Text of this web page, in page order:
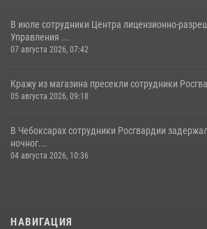
В июле сотрудники Центра лицензионно-
Управления ...
07 августа 2026, 07:42
Кражу из магазина пресекли сотрудники
05 августа 2026, 09:18
В Чебоксарах сотрудники Росгвардии
ночног...
04 августа 2026, 10:36
НАВИГАЦИЯ